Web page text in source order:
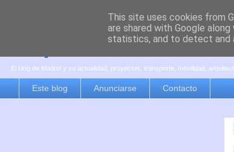
es por madrid
El blog de Madrid y su actualidad, proyectos, transporte, movilidad,
Este blog Anunciarse Contacto
This site uses cookies from
are shared with Google
statistics, and to detect and